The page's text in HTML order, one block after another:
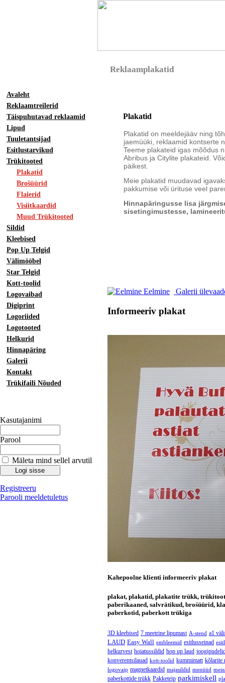
Reklaamplakatid
Avaleht
Reklaamtreilerid
Täispuhutavad reklaamid
Lipud
Tuuletantsijad
Esitlustarvikud
Trükitooted
Plakatid
Brošüürid
Flaierid
Visiitkaardid
Muud Trükitooted
Sildid
Kleebised
Pop Up Telgid
Välimööbel
Star Telgid
Kott-toolid
Logovaibad
Digiprint
Logoriided
Logotooted
Helkurid
Hinnapäring
Galerii
Kontakt
Trükifaili Nõuded
Kasutajanimi
Parool
Mäleta mind sellel arvutil
Registreeru
Parooli meeldetuletus
Plakatid
Plakatid on meeldejääv ning
jaemüüki, reklaamid kontserte
Teeme plakateid igas mõõdus
Abribus ja Citylite plakateid.
päikest.
Meie plakatid muudavad
pakkumise või ürituse veel
Hinnapäringusse lisa
sisetingimustesse,
Eelmine Galerii
Informeeriv plakat
Kahepoolne klienti informeeriv plakat
plakat, plakatid, plakatite trükk,
paberikaaned, salvrätikud, brośüürid,
paberkotid, paberkott trükiga
3D kleebised 7 meetrine lipumast A-stend a1
LAUD Easy Wall embleemid esitlusseinad
helkurvest hoiatussildid hop up laud
konverentsilauad kott-toolid kummimatt kõlarite
logovaip magnetkaardid majasildid menüüd
paberkottide trükk Pakketeip parkimiskell